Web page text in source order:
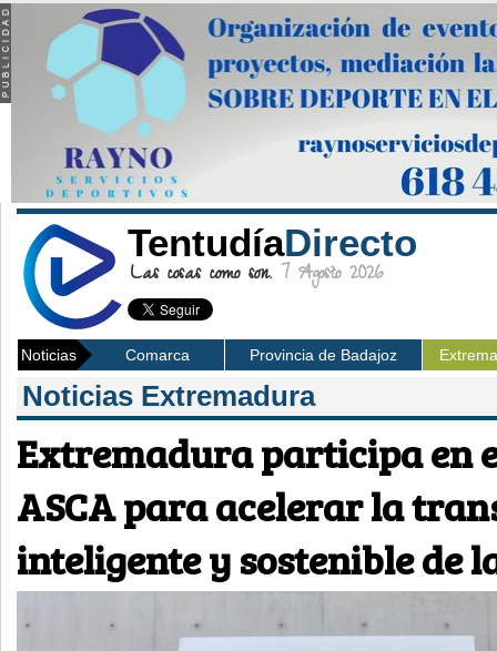
TentudíaDirecto
Las cosas como son. 7 Agosto 2026
Noticias Comarca Provincia de Badajoz
Noticias Extremadura
Extremadura participa en
ASCA para acelerar la
inteligente y sostenible de